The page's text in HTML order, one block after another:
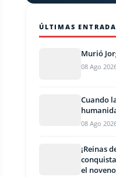
ÚLTIMAS
Murió
08 Ago
Cuando
08 Ago
¡Reinas
el